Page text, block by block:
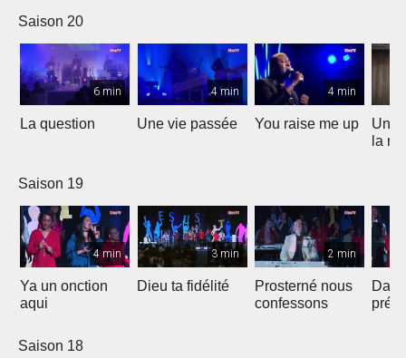
Saison 20
6 min
La question
4 min
Une vie passée
4 min
You raise me up
Une
la
Saison 19
4 min
Ya un onction
aqui
3 min
Dieu ta fidélité
2 min
Prosterné nous
confessons
Saison 18